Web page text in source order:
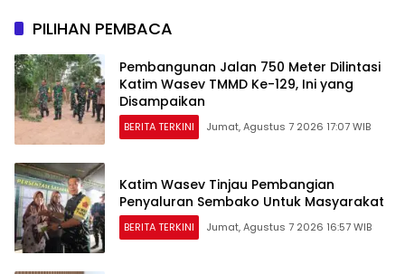
PILIHAN PEMBACA
Pembangunan Jalan 750 Meter Dilintasi
Katim Wasev TMMD Ke-129, Ini yang
Disampaikan
BERITA TERKINI Jumat, Agustus 7 2026 17:07 WIB
Katim Wasev Tinjau Pembangian
Penyaluran Sembako Untuk Masyarakat
BERITA TERKINI Jumat, Agustus 7 2026 16:57 WIB